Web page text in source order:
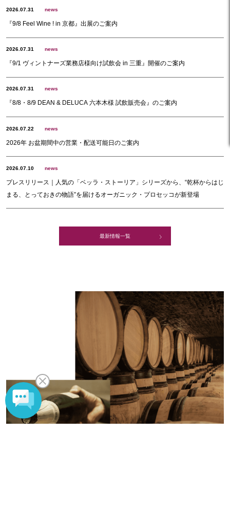
2026.07.31 news
『9/8 Feel Wine ! in 京都』出展のご案内
2026.07.31 news
『9/1 ヴィントナーズ業務店様向け試飲会 in 三重』開催のご案内
2026.07.31 news
『8/8・8/9 DEAN & DELUCA 六本木様 試飲販売会』のご案内
2026.07.22 news
2026年 お盆期間中の営業・配送可能日のご案内
2026.07.10 news
プレスリリース｜人気の「ベッラ・ストーリア」シリーズから、“乾杯からはじ
まる、とっておきの物語”を届けるオーガニック・プロセッコが新登場
最新情報一覧